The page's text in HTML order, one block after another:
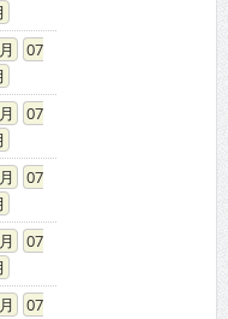
07
07
07
07
07